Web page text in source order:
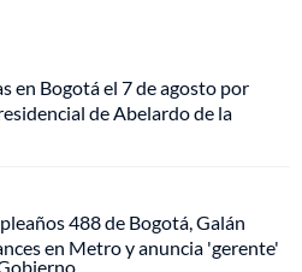
en Bogotá el 7 de agosto por
de Abelardo de la
488 de Bogotá, Galán
en Metro y anuncia 'gerente'